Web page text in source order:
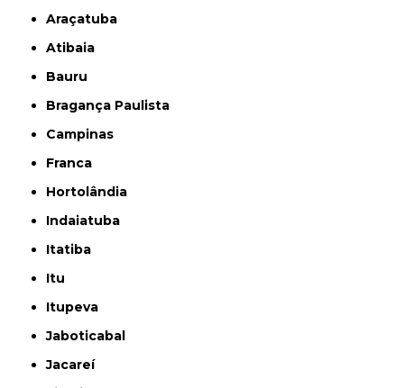
Araçatuba
Atibaia
Bauru
Bragança Paulista
Campinas
Franca
Hortolândia
Indaiatuba
Itatiba
Itu
Itupeva
Jaboticabal
Jacareí